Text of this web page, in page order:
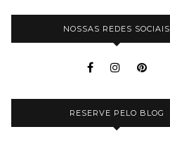
NOSSAS REDES SOCIAIS
RESERVE PELO BLOG